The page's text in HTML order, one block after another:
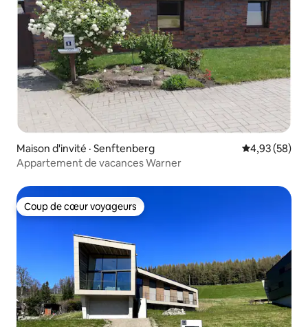
Maison d'invité · Senftenberg Note
4,93 (58)
Appartement de vacances Warner
Coup de cœur voyageurs
Coup de cœur voyageurs